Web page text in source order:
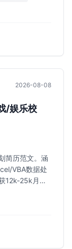
2026-08-08
/娱乐校
简历范文。涵
VBA数据处
12k-25k月薪